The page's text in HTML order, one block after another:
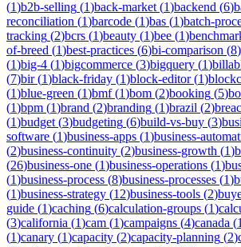
(1)b2b-selling (1)back-market (1)backend (6)
reconciliation (1)barcode (1)bas (1)batch-
tracking (2)bcrs (1)beauty (1)bee (1)
of-breed (1)best-practices (6)bi-comparison (8)
(1)big-4 (1)bigcommerce (3)bigquery (1)
(7)bir(1)black-friday (1)block-editor(1)
(1)blue-green (1)bmf(1)bom (2)booking (5)
(1)bpm (1)brand (2)branding (1)brazil (2)
(1)budget (3)budgeting (6)build-vs-buy (3)
software (1)business-apps (1)business-
(2)business-continuity (2)business-growth (1)
(26)business-one (1)business-operations (1)
(1)business-process (8)business-processes (1)
(1)business-strategy (12)business-tools (2)
guide (1)caching (6)calculation-groups (1)
(3)california (1)cam (1)campaigns (4)canada (1
(1)canary (1)capacity (2)capacity-planning (2)